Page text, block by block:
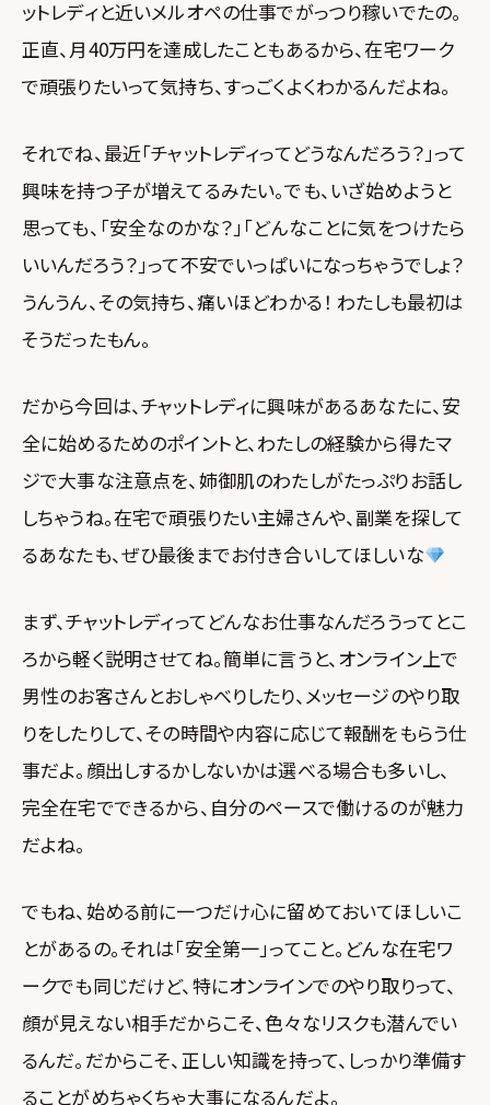
ットレディと近いメルオペの仕事でがっつり稼いでたの。
正直、月40万円を達成したこともあるから、在宅ワーク
で頑張りたいって気持ち、すっごくよくわかるんだよね。
それでね、最近「チャットレディってどうなんだろう？」って
興味を持つ子が増えてるみたい。でも、いざ始めようと
思っても、「安全なのかな？」「どんなことに気をつけたら
いいんだろう？」って不安でいっぱいになっちゃうでしょ？
うんうん、その気持ち、痛いほどわかる！ わたしも最初は
そうだったもん。
だから今回は、チャットレディに興味があるあなたに、安
全に始めるためのポイントと、わたしの経験から得たマ
ジで大事な注意点を、姉御肌のわたしがたっぷりお話し
しちゃうね。在宅で頑張りたい主婦さんや、副業を探して
るあなたも、ぜひ最後までお付き合いしてほしいな
まず、チャットレディってどんなお仕事なんだろうってとこ
ろから軽く説明させてね。簡単に言うと、オンライン上で
男性のお客さんとおしゃべりしたり、メッセージのやり取
りをしたりして、その時間や内容に応じて報酬をもらう仕
事だよ。顔出しするかしないかは選べる場合も多いし、
完全在宅でできるから、自分のペースで働けるのが魅力
だよね。
でもね、始める前に一つだけ心に留めておいてほしいこ
とがあるの。それは「安全第一」ってこと。どんな在宅ワ
ークでも同じだけど、特にオンラインでのやり取りって、
顔が見えない相手だからこそ、色々なリスクも潜んでい
るんだ。だからこそ、正しい知識を持って、しっかり準備す
ることがめちゃくちゃ大事になるんだよ。